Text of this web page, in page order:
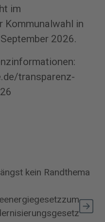
im
Kommunalwahl in
2026.
transparenz-
kein Randthema